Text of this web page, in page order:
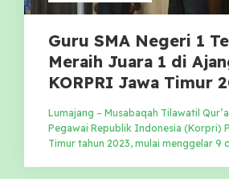
Guru SMA Negeri 1
Meraih Juara 1 di
KORPRI Jawa Timur
Lumajang – Musabaqah Tilawatil
Pegawai Republik Indonesia (Korpri)
Timur tahun 2023, mulai menggelar 9